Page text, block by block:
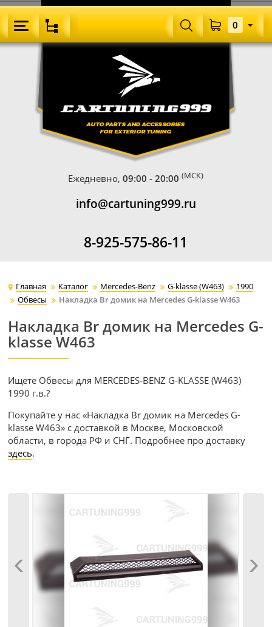
Ежедневно,09:00 - 20:00 (МСК)
info@cartuning999.ru
8-925-575-86-11
0
Главная Каталог Mercedes-Benz G-klasse (W463)
1990
Обвесы
Накладка Br домик на Mercedes G-klasse W463
Накладка Br домик на Mercedes G-
klasse W463
Ищете Обвесы для MERCEDES-BENZ G-KLASSE (W463)
1990 г.в.?
Покупайте у нас «Накладка Br домик на Mercedes G-
klasse W463» с доставкой в Москве, Московской
области, в города РФ и СНГ. Подробнее про доставку
здесь.